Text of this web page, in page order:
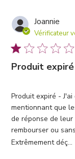
Joannie
Vérificateur
Produit expiré
Produit expiré -
mentionnant que
de réponse de
rembourser ou
Extrêmement déç...